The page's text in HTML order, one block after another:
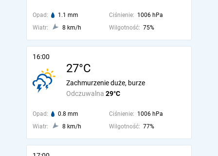
Opad: 1.1 mm Ciśnienie: 1006 hPa
Wiatr:
8 km/h Wilgotność: 75%
16:00
27°C
Odczuwalna 29°C
Zachmurzenie duże, burze
Opad: 0.8 mm Ciśnienie: 1006 hPa
Wiatr:
8 km/h Wilgotność: 77%